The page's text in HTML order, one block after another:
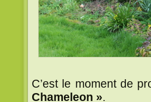
C’est le moment de
Chameleon ».